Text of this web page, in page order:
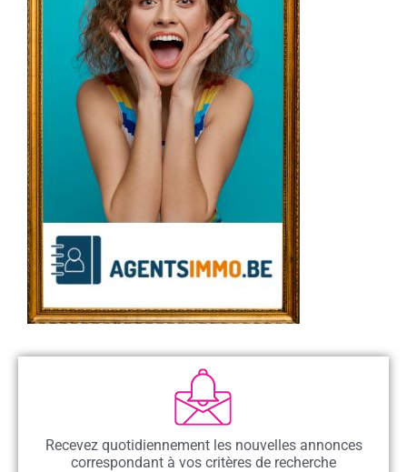
Recevez quotidiennement les nouvelles annonces
correspondant à vos critères de recherche